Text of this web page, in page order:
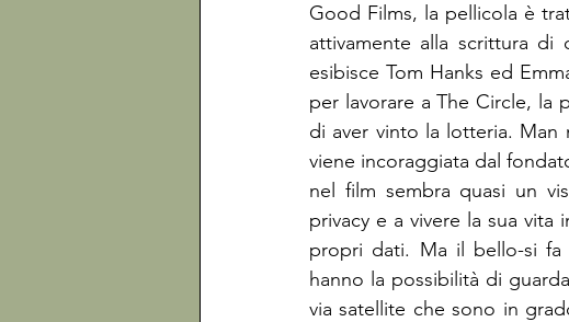
Good Films, la pellicola è
attivamente alla scrittura
esibisce Tom Hanks ed
per lavorare a The Circle, la
di aver vinto la lotteria.
viene incoraggiata dal
nel film sembra quasi un
privacy e a vivere la sua
propri dati. Ma il bello-si
hanno la possibilità di
via satellite che sono in